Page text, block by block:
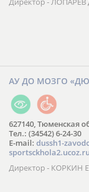
АУ ДО МОЗГО
627140, Тюменская
Тел.: (34542) 6-24-30
​E-mail: dussh1-
sportsckhola2.ucoz.ru
Директор - КОРКИН